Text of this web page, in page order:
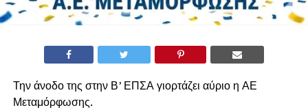
Την άνοδο της στην Β’ ΕΠΣΑ γιορτάζει αύριο η ΑΕ
Μεταμόρφωσης.